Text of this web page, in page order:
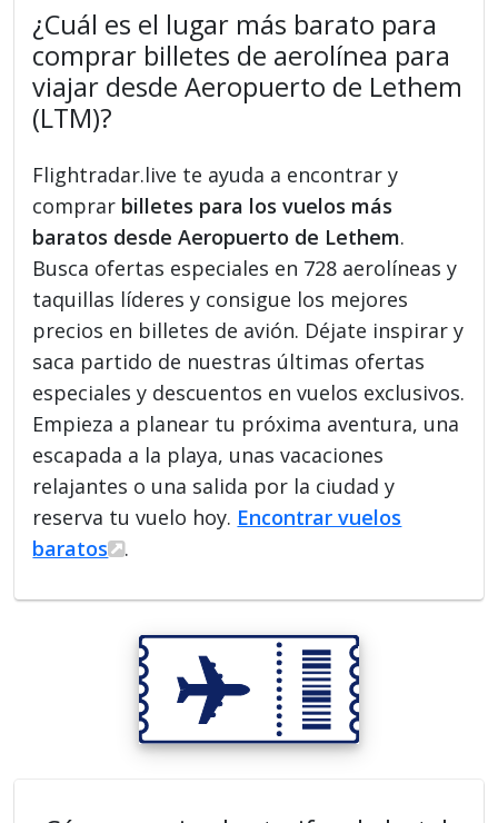
¿Cuál es el lugar más barato para
comprar billetes de aerolínea para
viajar desde Aeropuerto de Lethem
(LTM)?
Flightradar.live te ayuda a encontrar y
comprar billetes para los vuelos más
baratos desde Aeropuerto de Lethem.
Busca ofertas especiales en 728 aerolíneas y
taquillas líderes y consigue los mejores
precios en billetes de avión. Déjate inspirar y
saca partido de nuestras últimas ofertas
especiales y descuentos en vuelos exclusivos.
Empieza a planear tu próxima aventura, una
escapada a la playa, unas vacaciones
relajantes o una salida por la ciudad y
reserva tu vuelo hoy. Encontrar vuelos
baratos
.